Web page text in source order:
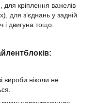
для кріплення важелів
для з’єднань у задній
і двигуна тощо.
вироби ніколи не